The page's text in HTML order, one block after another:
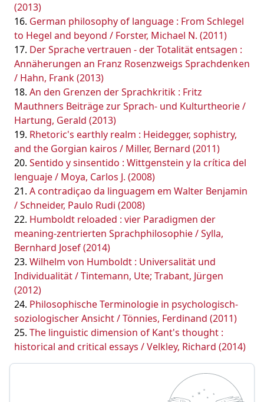
(2013)
German philosophy of language : From Schlegel
to Hegel and beyond / Forster, Michael N. (2011)
Der Sprache vertrauen - der Totalität entsagen :
Annäherungen an Franz Rosenzweigs Sprachdenken
/ Hahn, Frank (2013)
An den Grenzen der Sprachkritik : Fritz
Mauthners Beiträge zur Sprach- und Kulturtheorie /
Hartung, Gerald (2013)
Rhetoric's earthly realm : Heidegger, sophistry,
and the Gorgian kairos / Miller, Bernard (2011)
Sentido y sinsentido : Wittgenstein y la crítica del
lenguaje / Moya, Carlos J. (2008)
A contradiçao da linguagem em Walter Benjamin
/ Schneider, Paulo Rudi (2008)
Humboldt reloaded : vier Paradigmen der
meaning-zentrierten Sprachphilosophie / Sylla,
Bernhard Josef (2014)
Wilhelm von Humboldt : Universalität und
Individualität / Tintemann, Ute; Trabant, Jürgen
(2012)
Philosophische Terminologie in psychologisch-
soziologischer Ansicht / Tönnies, Ferdinand (2011)
The linguistic dimension of Kant's thought :
historical and critical essays / Velkley, Richard (2014)